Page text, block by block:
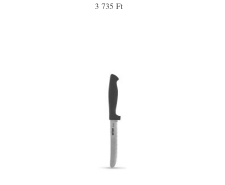
3 735 Ft